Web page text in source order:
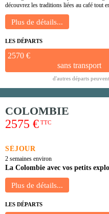
découvrez les traditions liées au café tout
LES DÉPARTS
2570 €
sans transport
d'autres départs
COLOMBIE
2575 € TTC
SÉJOUR
2 semaines environ
La Colombie avec vos petits
LES DÉPARTS